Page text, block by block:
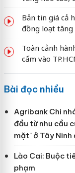
Bản tin giá cả
đồng loạt tăng
Toàn cảnh
cấm vào
Bài đọc nhiều
Agribank Chi
đầu từ nhu cầu
mặt" ở Tây
Lào Cai: Buộc
phạm